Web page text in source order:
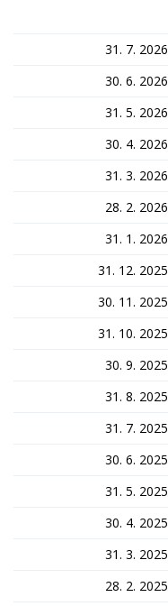
31. 7. 2026
30. 6. 2026
31. 5. 2026
30. 4. 2026
31. 3. 2026
28. 2. 2026
31. 1. 2026
31. 12. 2025
30. 11. 2025
31. 10. 2025
30. 9. 2025
31. 8. 2025
31. 7. 2025
30. 6. 2025
31. 5. 2025
30. 4. 2025
31. 3. 2025
28. 2. 2025